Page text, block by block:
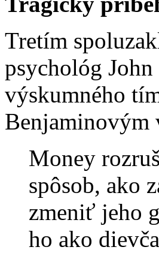
Tretím
psychológ
výskumného
Benjaminovým
Money
spôsob, ako
zmeniť jeho
ho ako